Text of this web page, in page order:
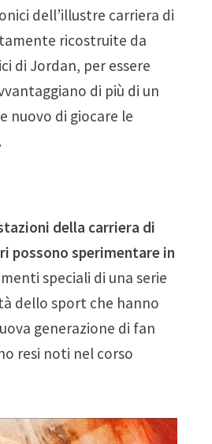
dell’illustre carriera di
ricostruite da
di Jordan, per essere
di più di un
nuovo di giocare le
della carriera di
possono sperimentare in
speciali di una serie
dello sport che hanno
generazione di fan
resi noti nel corso